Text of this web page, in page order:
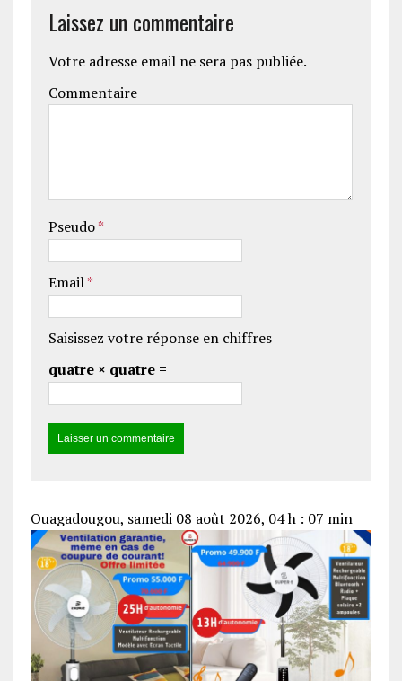
Laissez un commentaire
Votre adresse email ne sera pas publiée.
Commentaire
Pseudo*
Email*
Saisissez votre réponse en chiffres
quatre × quatre =
Ouagadougou, samedi 08 août 2026, 04 h : 07 min